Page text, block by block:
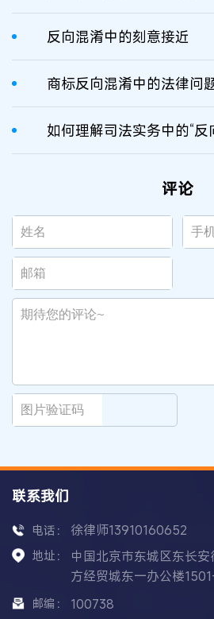
反向混淆中的刻意接近
商标反向混淆中的法律问
评论
联系我们
电话： 徐律师13910160652
地址：
中国北京市东城区东长
方经贸城东一办公楼
邮编： 100738